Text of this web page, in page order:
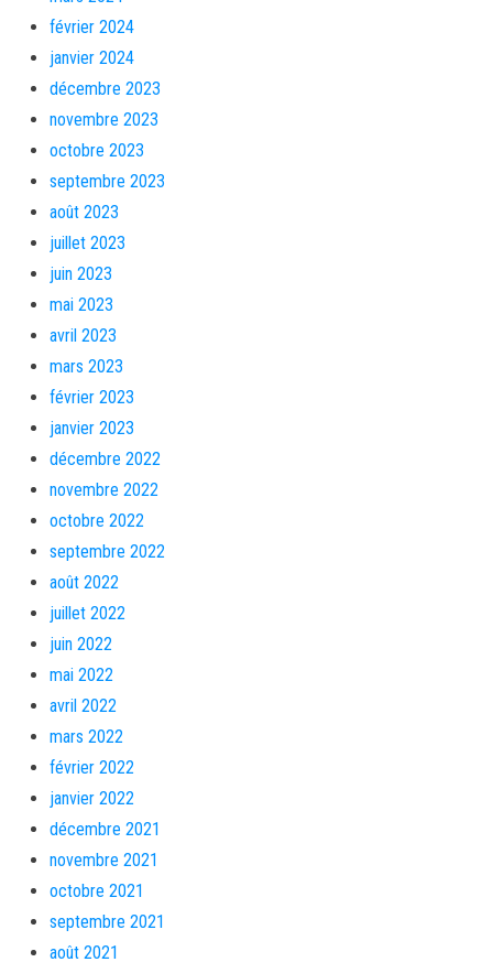
février 2024
janvier 2024
décembre 2023
novembre 2023
octobre 2023
septembre 2023
août 2023
juillet 2023
juin 2023
mai 2023
avril 2023
mars 2023
février 2023
janvier 2023
décembre 2022
novembre 2022
octobre 2022
septembre 2022
août 2022
juillet 2022
juin 2022
mai 2022
avril 2022
mars 2022
février 2022
janvier 2022
décembre 2021
novembre 2021
octobre 2021
septembre 2021
août 2021